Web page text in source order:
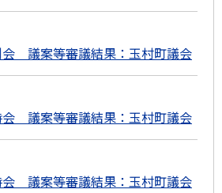
議案等審議結果：玉村町議会
議案等審議結果：玉村町議会
議案等審議結果：玉村町議会